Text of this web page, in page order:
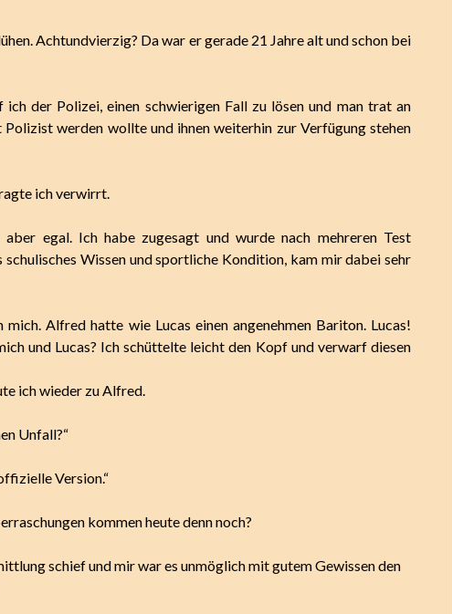
Achtundvierzig? Da war er gerade 21 Jahre alt und schon bei
ich der Polizei, einen schwierigen Fall zu lösen und man trat an
Polizist werden wollte und ihnen weiterhin zur Verfügung stehen
ich verwirrt.
aber egal. Ich habe zugesagt und wurde nach mehreren Test
Wissen und sportliche Kondition, kam mir dabei sehr
Alfred hatte wie Lucas einen angenehmen Bariton. Lucas!
und Lucas? Ich schüttelte leicht den Kopf und verwarf diesen
ich wieder zu Alfred.
Unfall?“
Version.“
kommen heute denn noch?
schief und mir war es unmöglich mit gutem Gewissen den